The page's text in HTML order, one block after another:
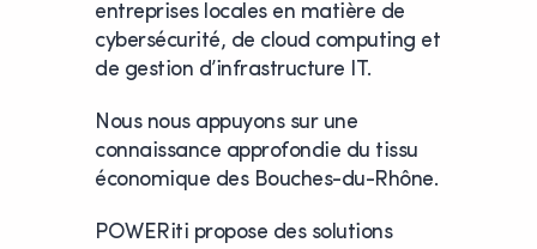
entreprises locales en matière de
cybersécurité, de cloud computing et
de gestion d’infrastructure IT.
Nous nous appuyons sur une
connaissance approfondie du tissu
économique des Bouches-du-Rhône.
POWERiti propose des solutions